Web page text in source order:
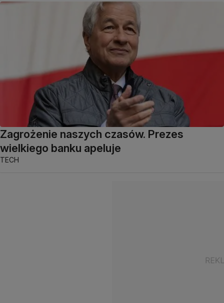
Zagrożenie naszych czasów. Prezes
wielkiego banku apeluje
TECH